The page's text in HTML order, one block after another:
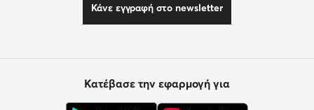
Κάνε εγγραφή στο newsletter
Κατέβασε την εφαρμογή για